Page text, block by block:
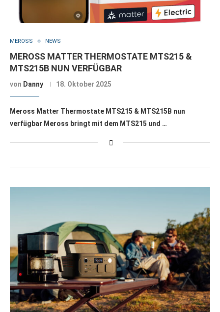
MEROSS NEWS
MEROSS MATTER THERMOSTATE MTS215 &
MTS215B NUN VERFÜGBAR
von Danny 18. Oktober 2025
Meross Matter Thermostate MTS215 & MTS215B nun
verfügbar Meross bringt mit dem MTS215 und …